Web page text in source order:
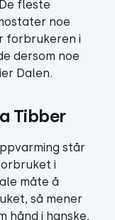
fleste
noe
forbrukeren i
dersom noe
Dalen.
Tibber
står
i
måte å
så mener
hånd i hanske,